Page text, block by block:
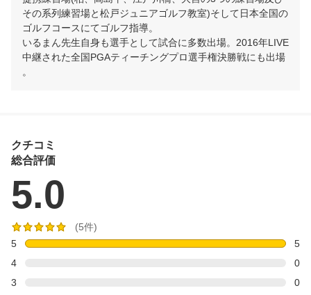
その系列練習場と松戸ジュニアゴルフ教室)そして日本全国の
ゴルフコースにてゴルフ指導。
いるまん先生自身も選手として試合に多数出場。2016年LIVE
中継された全国PGAティーチングプロ選手権決勝戦にも出場
。
クチコミ
総合評価
5.0
(5件)
5
5
4
0
3
0